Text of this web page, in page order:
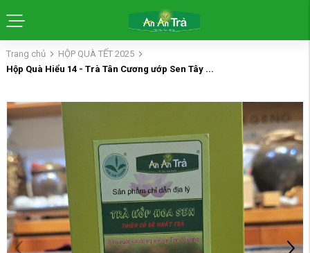
Trang chủ
HỘP QUÀ TẾT 2025
Hộp Quà Hiểu 14 - Trà Tân Cương ướp Sen Tây ...